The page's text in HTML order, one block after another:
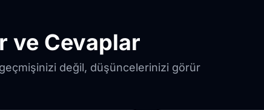
ve Cevaplar
değil, düşüncelerinizi görür